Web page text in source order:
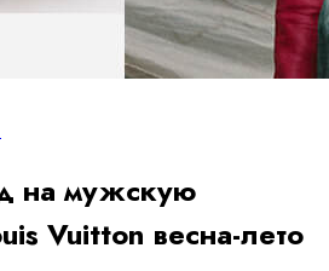
на мужскую
Vuitton весна-лето